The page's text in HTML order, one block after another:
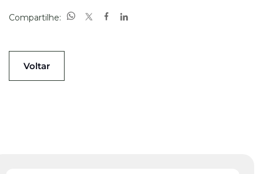
Compartilhe:
Voltar